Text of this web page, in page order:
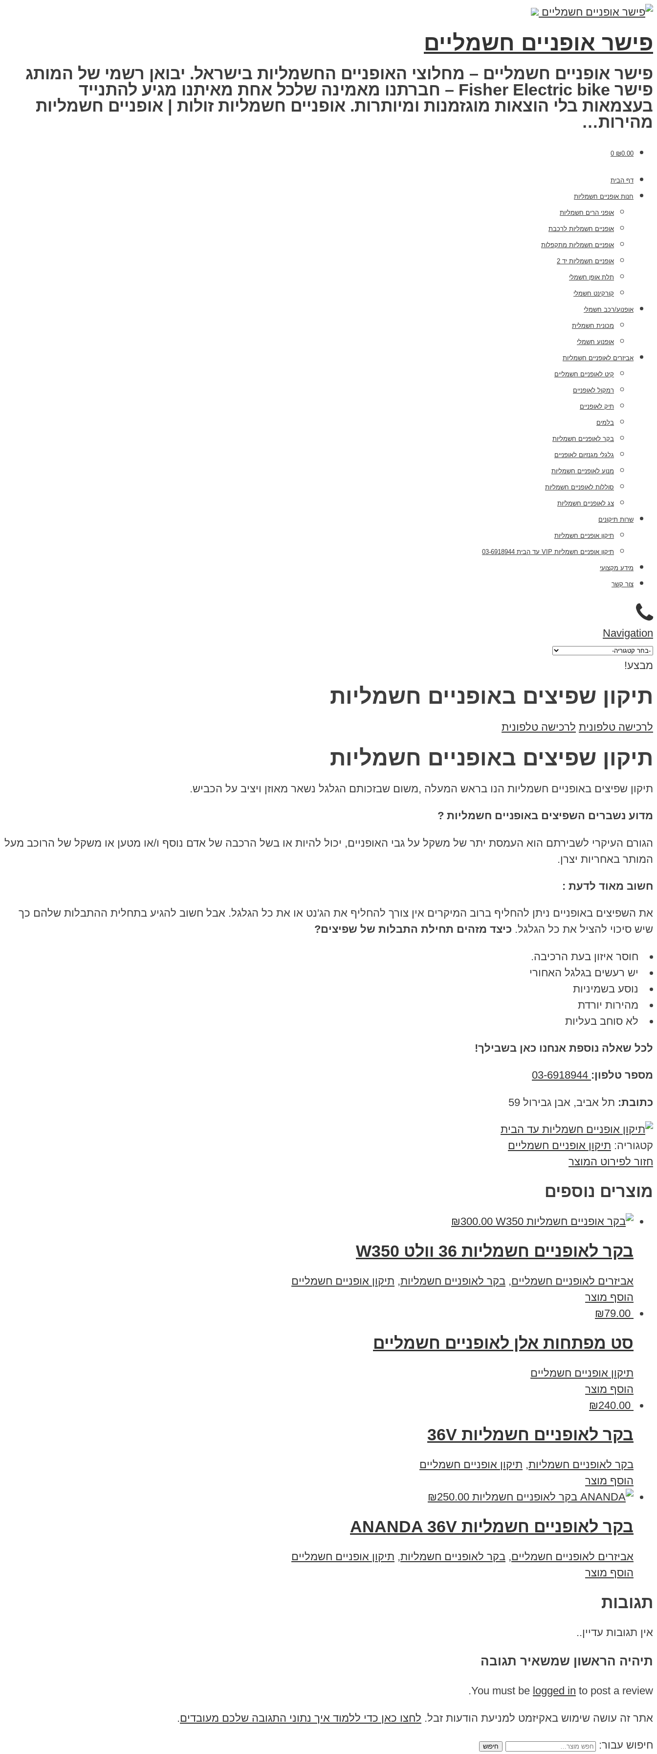
פישר אופניים חשמליים
פישר אופניים חשמליים – מחלוצי האופניים החשמליות בישראל. יבואן רשמי של המותג
פישר Fisher Electric bike – חברתנו מאמינה שלכל אחת מאיתנו מגיע להתנייד
בעצמאות בלי הוצאות מוגזמנות ומיותרות. אופניים חשמליות זולות | אופניים חשמליות
מהירות…
₪0.00
0
דף הבית
חנות אופניים חשמליות
אופני הרים חשמליות
אופניים חשמליות לרכבת
אופניים חשמליות מתקפלות
אופניים חשמליות יד 2
תלת אופן חשמלי
קורקינט חשמלי
אופנוע/רכב חשמלי
מכונית חשמלית
אופנוע חשמלי
אביזרים לאופניים חשמליות
קיט לאופניים חשמליים
רמקול לאופניים
תיק לאופניים
בלמים
בקר לאופניים חשמליות
גלגלי מגנזיום לאופניים
מנוע לאופניים חשמליות
סוללות לאופניים חשמליות
צג לאופניים חשמליות
שרות תיקונים
תיקון אופניים חשמליות
תיקון אופניים חשמליות VIP עד הבית 03-6918944
מידע מקצועי
צור קשר
Navigation
מבצע!
תיקון שפיצים באופניים חשמליות
לרכישה טלפונית לרכישה טלפונית
תיקון שפיצים באופניים חשמליות
תיקון שפיצים באופניים חשמליות הנו בראש המעלה ,משום שבזכותם הגלגל נשאר מאוזן ויציב על הכביש.
מדוע נשברים השפיצים באופניים חשמליות ?
הגורם העיקרי לשבירתם הוא העמסת יתר של משקל על גבי האופניים, יכול להיות או בשל הרכבה של אדם נוסף ו/או מטען או משקל של הרוכב מעל
המותר באחריות יצרן.
חשוב מאוד לדעת :
את השפיצים באופניים ניתן להחליף ברוב המיקרים אין צורך להחליף את הג'נט או את כל הגלגל. אבל חשוב להגיע בתחלית ההתבלות שלהם כך
שיש סיכוי להציל את כל הגלגל. כיצד מזהים תחילת התבלות של שפיצים?
חוסר איזון בעת הרכיבה.
יש רעשים בגלגל האחורי
נוסע בשמיניות
מהירות יורדת
לא סוחב בעליות
לכל שאלה נוספת אנחנו כאן בשבילך!
מספר טלפון:
כתובת: תל אביב, אבן גבירול 59
קטגוריה: תיקון אופניים חשמליים
חזור לפירוט המוצר
מוצרים נוספים
₪300.00
בקר לאופניים חשמליות 36 וולט W350
אביזרים לאופניים חשמליים, בקר לאופניים חשמליות, תיקון אופניים חשמליים
הוסף מוצר
₪79.00
סט מפתחות אלן לאופניים חשמליים
תיקון אופניים חשמליים
הוסף מוצר
₪240.00
בקר לאופניים חשמליות 36V
בקר לאופניים חשמליות, תיקון אופניים חשמליים
הוסף מוצר
₪250.00
בקר לאופניים חשמליות ANANDA 36V
אביזרים לאופניים חשמליים, בקר לאופניים חשמליות, תיקון אופניים חשמליים
הוסף מוצר
תגובות
אין תגובות עדיין..
תיהיה הראשון שמשאיר תגובה
You must be logged in to post a review.
אתר זה עושה שימוש באקיזמט למניעת הודעות זבל. לחצו כאן כדי ללמוד איך נתוני התגובה שלכם מעובדים.
חיפוש עבור: